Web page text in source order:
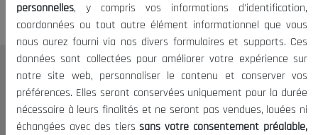
Le CNESE
A Propos
Le président
personnelles, y compris vos informations d'identification,
coordonnées ou tout autre élément informationnel que vous
nous aurez fourni via nos divers formulaires et supports. Ces
données sont collectées pour améliorer votre expérience sur
notre site web, personnaliser le contenu et conserver vos
préférences. Elles seront conservées uniquement pour la durée
nécessaire à leurs finalités et ne seront pas vendues, louées ni
échangées avec des tierssans votre consentement préalable,